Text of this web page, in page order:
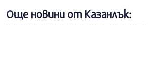
Още новини от Казанлък: